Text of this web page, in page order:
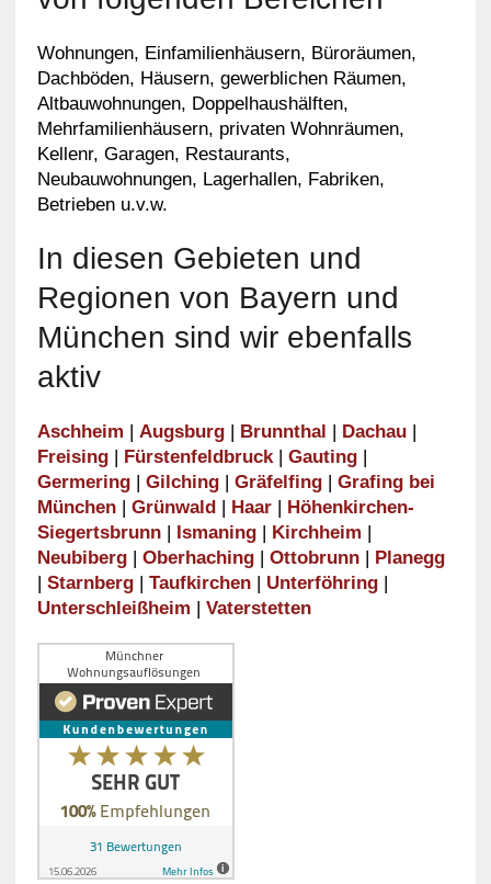
Wohnungen, Einfamilienhäusern, Büroräumen,
Dachböden, Häusern, gewerblichen Räumen,
Altbauwohnungen, Doppelhaushälften,
Mehrfamilienhäusern, privaten Wohnräumen,
Kellenr, Garagen, Restaurants,
Neubauwohnungen, Lagerhallen, Fabriken,
Betrieben u.v.w.
In diesen Gebieten und
Regionen von Bayern und
München sind wir ebenfalls
aktiv
Aschheim Augsburg| Brunnthal Dachau|
Freising| Fürstenfeldbruck| Gauting|
Germering| Gilching| Gräfelfing| Grafing bei
München| Grünwald Haar|
Höhenkirchen-
Siegertsbrunn| Ismaning| Kirchheim
Neubiberg| Oberhaching| Ottobrunn|
Planegg
Starnberg| Taufkirchen| Unterföhring|
Unterschleißheim
Vaterstetten